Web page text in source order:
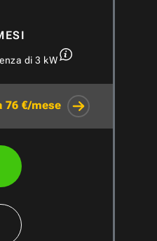
di 3 kW
76 €/mese